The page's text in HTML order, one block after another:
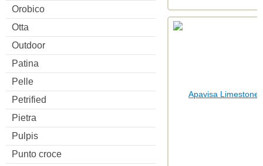
Orobico
Otta
Outdoor
Patina
Pelle
Petrified
Pietra
Pulpis
Punto croce